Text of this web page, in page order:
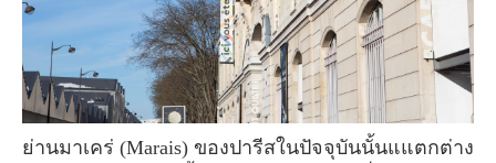
ย่านมาเคร่ (Marais) ของปารีสในปัจจุบันนั้นแแตกต่าง